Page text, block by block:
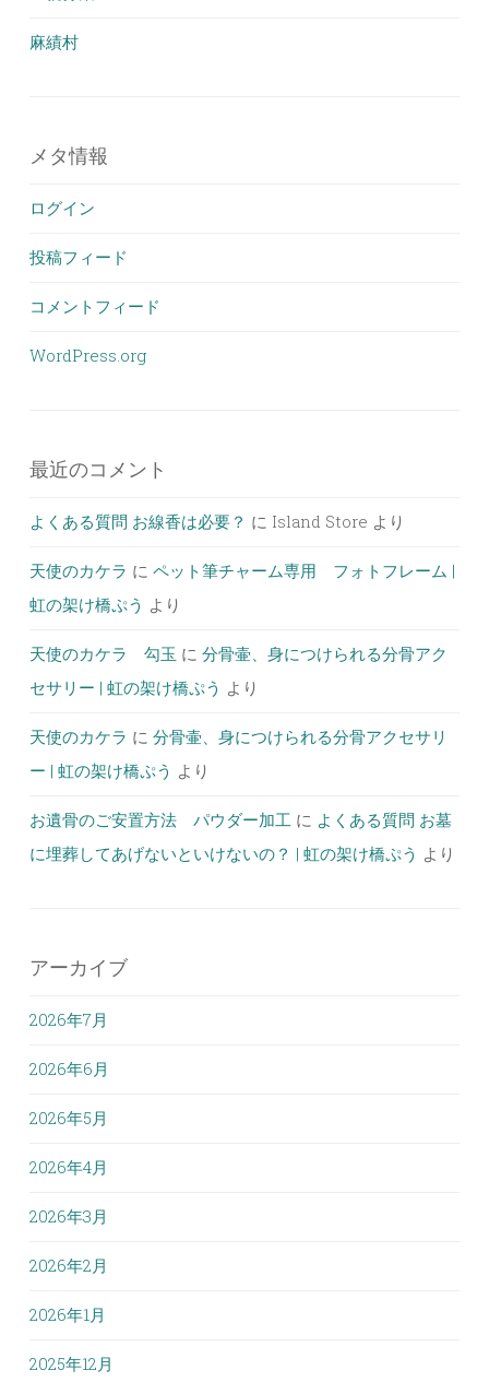
麻績村
メタ情報
ログイン
投稿フィード
コメントフィード
WordPress.org
最近のコメント
よくある質問 お線香は必要？ に Island Store より
天使のカケラ に ペット筆チャーム専用 フォトフレーム |
虹の架け橋ぷう より
天使のカケラ 勾玉 に 分骨壷、身につけられる分骨アク
セサリー | 虹の架け橋ぷう より
天使のカケラ に 分骨壷、身につけられる分骨アクセサリ
ー | 虹の架け橋ぷう より
お遺骨のご安置方法 パウダー加工 に よくある質問 お墓
に埋葬してあげないといけないの？ | 虹の架け橋ぷう より
アーカイブ
2026年7月
2026年6月
2026年5月
2026年4月
2026年3月
2026年2月
2026年1月
2025年12月